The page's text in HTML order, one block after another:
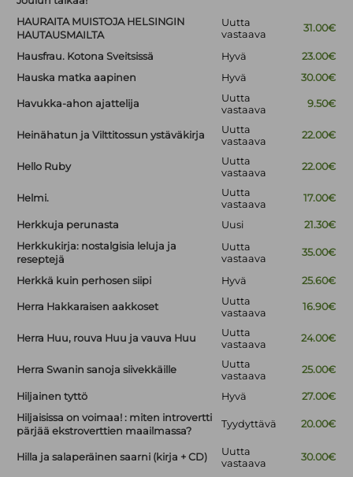
HAURAITA MUISTOJA HELSINGIN
HAUTAUSMAILTA
Uutta
vastaava
31.00€
Hausfrau. Kotona Sveitsissä Hyvä
23.00€
Hauska matka aapinen
Hyvä 30.00€
Havukka-ahon ajattelija
Uutta
vastaava
9.50€
Heinähatun ja Vilttitossun ystäväkirja
Uutta
vastaava
22.00€
Hello Ruby
Uutta
vastaava
22.00€
Helmi.
Uutta
vastaava
17.00€
Herkkuja perunasta Uusi
21.30€
Herkkukirja: nostalgisia leluja ja
reseptejä
Uutta
vastaava
35.00€
Herkkä kuin perhosen siipi Hyvä 25.60€
Herra Hakkaraisen aakkoset
Uutta
vastaava
16.90€
Herra Huu, rouva Huu ja vauva Huu
Uutta
vastaava
24.00€
Herra Swanin sanoja siivekkäille
Uutta
vastaava
25.00€
Hiljainen tyttö Hyvä
27.00€
Hiljaisissa on voimaa! : miten introvertti
pärjää ekstroverttien maailmassa?
Tyydyttävä 20.00€
Hilla ja salaperäinen saarni (kirja + CD)
Uutta
vastaava
30.00€